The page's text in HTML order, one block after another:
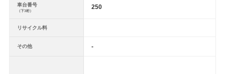
車台番号
（下3桁）
250
リサイクル料
その他 -